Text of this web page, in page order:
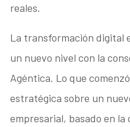
reales.
La transformación digital
un nuevo nivel con la
Agéntica. Lo que
estratégica sobre un
empresarial, basado en